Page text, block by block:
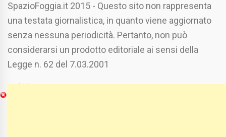
SpazioFoggia.it 2015 - Questo sito non rappresenta
una testata giornalistica, in quanto viene aggiornato
senza nessuna periodicità. Pertanto, non può
considerarsi un prodotto editoriale ai sensi della
Legge n. 62 del 7.03.2001
Chi Siamo